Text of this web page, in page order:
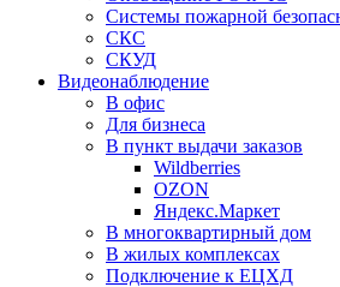
Системы пожарной
СКС
СКУД
Видеонаблюдение
В офис
Для бизнеса
В пункт выдачи заказов
Wildberries
OZON
Яндекс.Маркет
В многоквартирный дом
В жилых комплексах
Подключение к ЕЦХД